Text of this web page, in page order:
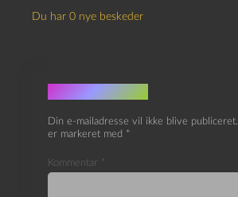
Du har 0 nye beskeder
Skriv et svar
Din e-mailadresse vil ikke blive publiceret.
er markeret med *
Kommentar *